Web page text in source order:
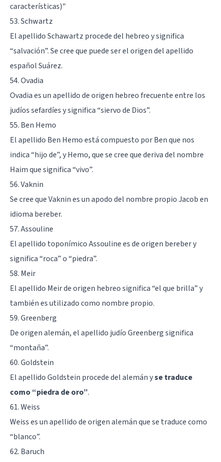
características)"
53. Schwartz
El apellido Schawartz procede del hebreo y significa
“salvación”. Se cree que puede ser el origen del apellido
español Suárez.
54. Ovadia
Ovadia es un apellido de origen hebreo frecuente entre los
judíos sefardíes y significa “siervo de Dios”.
55. Ben Hemo
El apellido Ben Hemo está compuesto por Ben que nos
indica “hijo de”, y Hemo, que se cree que deriva del nombre
Haim que significa “vivo”.
56. Vaknin
Se cree que Vaknin es un apodo del nombre propio Jacob en
idioma bereber.
57. Assouline
El apellido toponímico Assouline es de origen bereber y
significa “roca” o “piedra”.
58. Meir
El apellido Meir de origen hebreo significa “el que brilla” y
también es utilizado como nombre propio.
59. Greenberg
De origen alemán, el apellido judío Greenberg significa
“montaña”.
60. Goldstein
El apellido Goldstein procede del alemán yse traduce
como “piedra de oro”.
61. Weiss
Weiss es un apellido de origen alemán que se traduce como
“blanco”.
62. Baruch